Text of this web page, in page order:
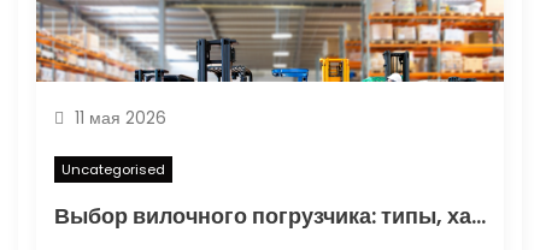
11 мая 2026
Uncategorised
Выбор вилочного погрузчика: типы, характеристики и области применения